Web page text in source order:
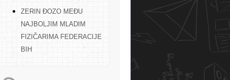
ZERIN ĐOZO MEĐU
NAJBOLJIM MLADIM
FIZIČARIMA FEDERACIJE
BIH